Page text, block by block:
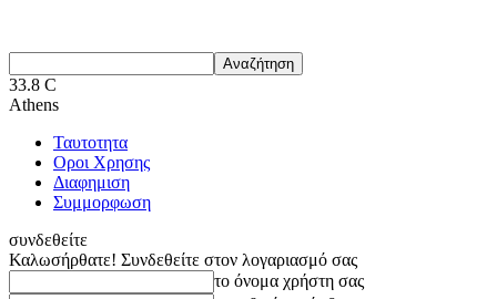
33.8 C
Athens
Ταυτοτητα
Οροι Χρησης
Διαφημιση
Συμμορφωση
συνδεθείτε
Καλωσήρθατε! Συνδεθείτε στον λογαριασμό σας
το όνομα χρήστη σας